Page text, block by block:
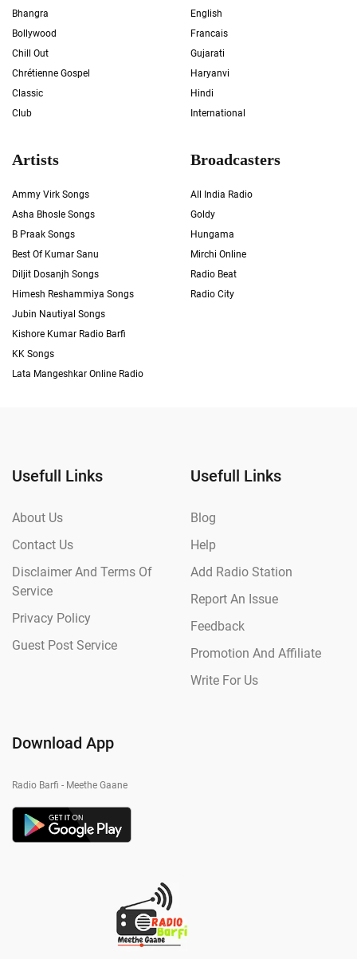
Bhangra
Bollywood
Chill Out
Chrétienne Gospel
Classic
Club
English
Francais
Gujarati
Haryanvi
Hindi
International
Artists
Ammy Virk Songs
Asha Bhosle Songs
B Praak Songs
Best Of Kumar Sanu
Diljit Dosanjh Songs
Himesh Reshammiya Songs
Jubin Nautiyal Songs
Kishore Kumar Radio Barfi
KK Songs
Lata Mangeshkar Online Radio
Broadcasters
All India Radio
Goldy
Hungama
Mirchi Online
Radio Beat
Radio City
Usefull Links
About Us
Contact Us
Disclaimer And Terms Of
Service
Privacy Policy
Guest Post Service
Usefull Links
Blog
Help
Add Radio Station
Report An Issue
Feedback
Promotion And Affiliate
Write For Us
Download App
Radio Barfi - Meethe Gaane